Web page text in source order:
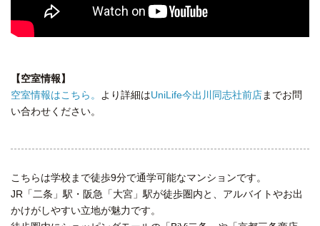
【空室情報】
空室情報はこちら。
より詳細はUniLife今出川同志社前店までお問
い合わせください。
こちらは学校まで徒歩9分で通学可能なマンションです。
JR「二条」駅・阪急「大宮」駅が徒歩圏内と、アルバイトやお出
かけがしやすい立地が魅力です。